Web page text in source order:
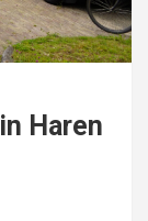
Haren